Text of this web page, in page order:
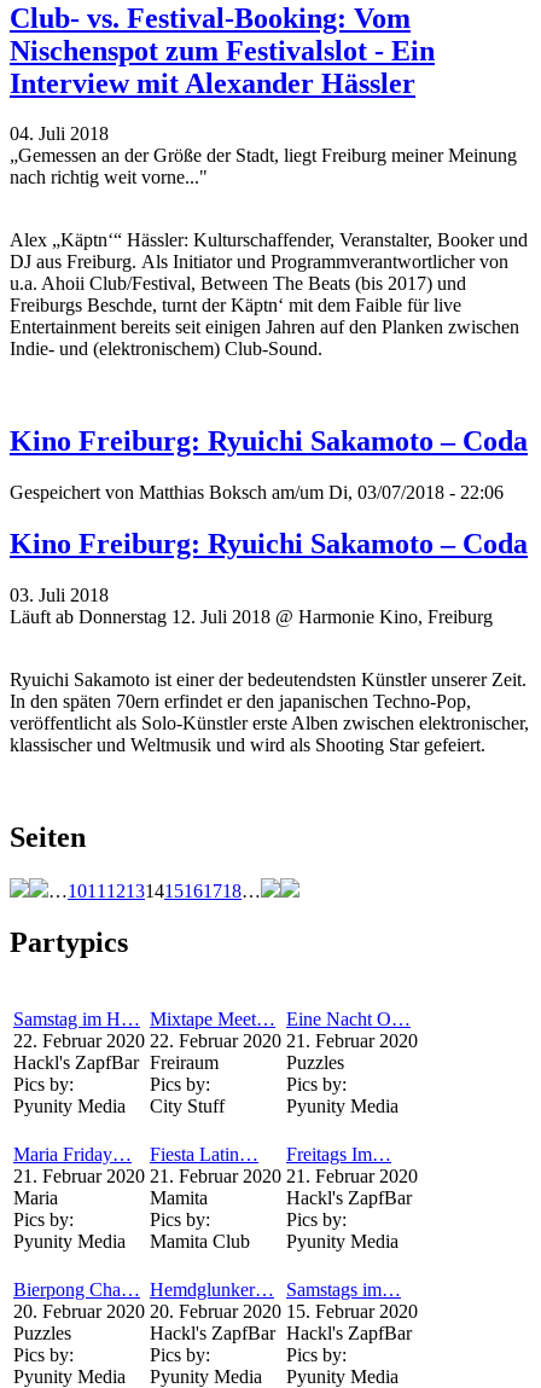
Club- vs. Festival-Booking: Vom
Nischenspot zum Festivalslot - Ein
Interview mit Alexander Hässler
04. Juli 2018
„Gemessen an der Größe der Stadt, liegt Freiburg meiner Meinung
nach richtig weit vorne..."
Alex „Käptn‘“ Hässler: Kulturschaffender, Veranstalter, Booker und
DJ aus Freiburg. Als Initiator und Programmverantwortlicher von
u.a. Ahoii Club/Festival, Between The Beats (bis 2017) und
Freiburgs Beschde, turnt der Käptn‘ mit dem Faible für live
Entertainment bereits seit einigen Jahren auf den Planken zwischen
Indie- und (elektronischem) Club-Sound.
Kino Freiburg: Ryuichi Sakamoto – Coda
Gespeichert von Matthias Boksch am/um Di, 03/07/2018 - 22:06
Kino Freiburg: Ryuichi Sakamoto – Coda
03. Juli 2018
Läuft ab Donnerstag 12. Juli 2018 @ Harmonie Kino, Freiburg
Ryuichi Sakamoto ist einer der bedeutendsten Künstler unserer Zeit.
In den späten 70ern erfindet er den japanischen Techno-Pop,
veröffentlicht als Solo-Künstler erste Alben zwischen elektronischer,
klassischer und Weltmusik und wird als Shooting Star gefeiert.
Seiten
…1011 12131415161718…
Partypics
Samstag im H…
22. Februar 2020
Hackl's ZapfBar
Pics by:
Pyunity Media
Mixtape Meet…
22. Februar 2020
Freiraum
Pics by:
City Stuff
Eine Nacht O…
21. Februar 2020
Puzzles
Pics by:
Pyunity Media
Maria Friday…
21. Februar 2020
Maria
Pics by:
Pyunity Media
Fiesta Latin…
21. Februar 2020
Mamita
Pics by:
Mamita Club
Freitags Im…
21. Februar 2020
Hackl's ZapfBar
Pics by:
Pyunity Media
Bierpong Cha…
20. Februar 2020
Puzzles
Pics by:
Pyunity Media
Hemdglunker…
20. Februar 2020
Hackl's ZapfBar
Pics by:
Pyunity Media
Samstags im…
15. Februar 2020
Hackl's ZapfBar
Pics by:
Pyunity Media